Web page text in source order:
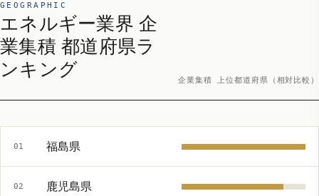
GEOGRAPHIC
エネルギー業界 企
業集積 都道府県ラ
ンキング
企業集積 上位都道府県（相対比較）
01 福島県
02 鹿児島県